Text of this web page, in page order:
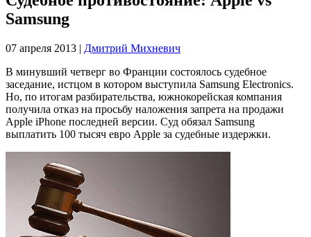
Samsung
07 апреля 2013 | Дмитрий Михневич
В минувший четверг во Франции состоялось судебное
заседание, истцом в котором выступила Samsung Electronics.
Но, по итогам разбирательства, южнокорейская компания
получила отказ на просьбу наложения запрета на продажи
Apple iPhone последней версии. Суд обязал Samsung
выплатить 100 тысяч евро Apple за судебные издержки.